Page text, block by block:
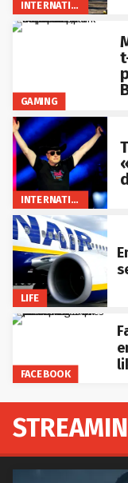
INTERNATIONAL
GAMING
INTERNATIONAL
LIFE
FACEBOOK